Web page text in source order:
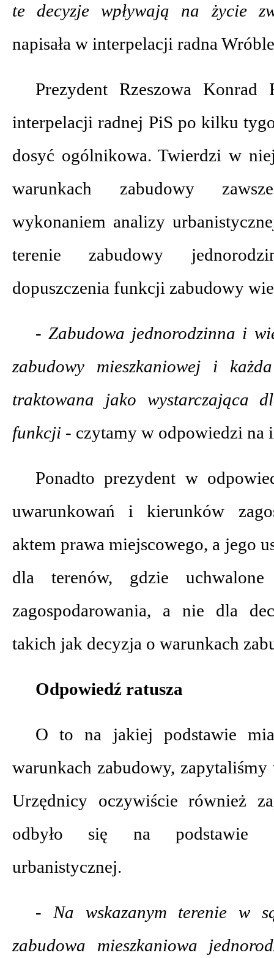
te decyzje wpływają na życie
napisała w interpelacji radna
Prezydent Rzeszowa Konrad
interpelacji radnej PiS po kilku
dosyć ogólnikowa. Twierdzi w
warunkach zabudowy
wykonaniem analizy
terenie zabudowy
dopuszczenia funkcji zabudowy
- Zabudowa jednorodzinna i
zabudowy mieszkaniowej i
traktowana jako wystarczająca
funkcji - czytamy w odpowiedzi na
Ponadto prezydent w
uwarunkowań i kierunków
aktem prawa miejscowego, a jego
dla terenów, gdzie
zagospodarowania, a nie dla
takich jak decyzja o warunkach
Odpowiedź ratusza
O to na jakiej podstawie
warunkach zabudowy,
Urzędnicy oczywiście również
odbyło się na podstawie
urbanistycznej.
- Na wskazanym terenie w
zabudowa mieszkaniowa